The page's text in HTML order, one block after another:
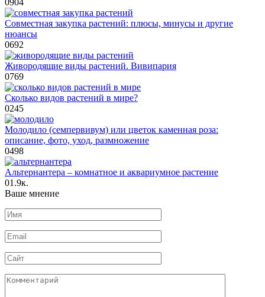
Совместная закупка растений: плюсы, минусы и другие
нюансы
0692
Живородящие виды растений. Вивипария
0769
Сколько видов растений в мире?
0245
Молодило (семпервивум) или цветок каменная роза:
описание, фото, уход, размножение
0498
Альтернантера – комнатное и аквариумное растение
01.9к.
Ваше мнение
Имя
*
Email
*
Сайт
Комментарий